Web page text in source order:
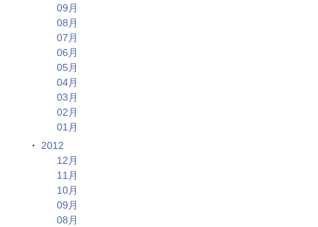
09月
08月
07月
06月
05月
04月
03月
02月
01月
2012
12月
11月
10月
09月
08月